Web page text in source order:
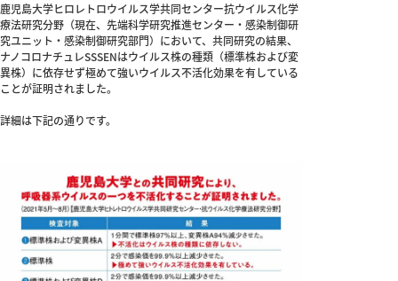
鹿児島大学ヒロレトロウイルス学共同センター抗ウイルス化学
療法研究分野（現在、先端科学研究推進センター・感染制御研
究ユニット・感染制御研究部門）において、共同研究の結果、
ナノコロナチュレSSSENはウイルス株の種類（標準株および変
異株）に依存せず極めて強いウイルス不活化効果を有している
ことが証明されました。
詳細は下記の通りです。